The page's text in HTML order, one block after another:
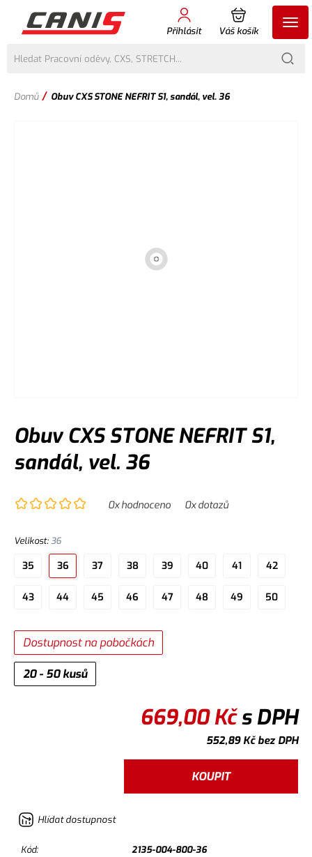
Přihlásit Váš košík
Domů / Obuv CXS STONE NEFRIT S1, sandál, vel. 36
Obuv CXS STONE NEFRIT S1,
sandál, vel. 36
0x hodnoceno 0x dotazů
Velikost:36
35 36 37 38 39 40 41 42
43 44 45 46 47 48 49 50
20 - 50 kusů
Dostupnost na pobočkách
669,00Kčs DPH
552,89Kčbez DPH
KOUPIT
Hlídat dostupnost
Kód: 2135-004-800-36